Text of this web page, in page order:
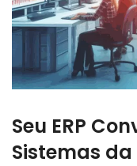
Seu ERP
Sistemas